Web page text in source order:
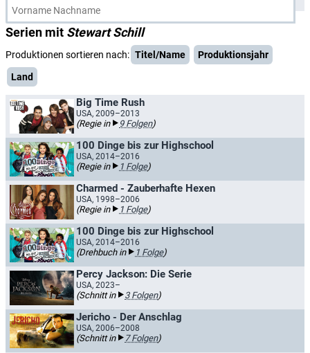
Serien mit Stewart Schill
Produktionen sortieren nach: Titel/Name
Produktionsjahr
Land
Big Time Rush
USA, 2009–2013
(Regie in 9 Folgen)
100 Dinge bis zur Highschool
USA, 2014–2016
(Regie in 1 Folge)
Charmed - Zauberhafte Hexen
USA, 1998–2006
(Regie in 1 Folge)
100 Dinge bis zur Highschool
USA, 2014–2016
(Drehbuch in 1 Folge)
Percy Jackson: Die Serie
USA, 2023–
(Schnitt in 3 Folgen)
Jericho - Der Anschlag
USA, 2006–2008
(Schnitt in 7 Folgen)